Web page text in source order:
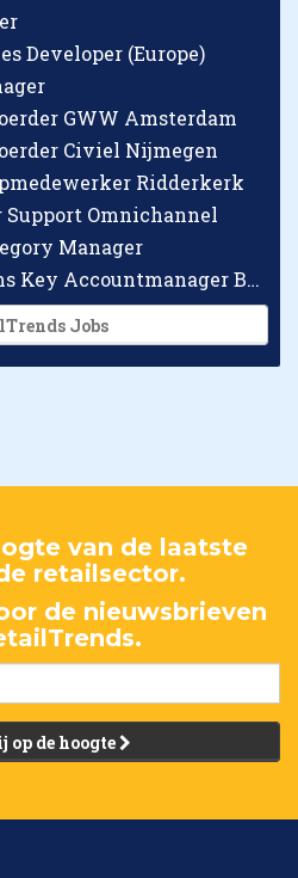
Developer (Europe)
GWW Amsterdam
Civiel Nijmegen
Ridderkerk
Support Omnichannel
Manager
Checkpoint Systems Key Accountmanager Benelux
Jobs
van de laatste
retailsector.
de nieuwsbrieven
op de hoogte